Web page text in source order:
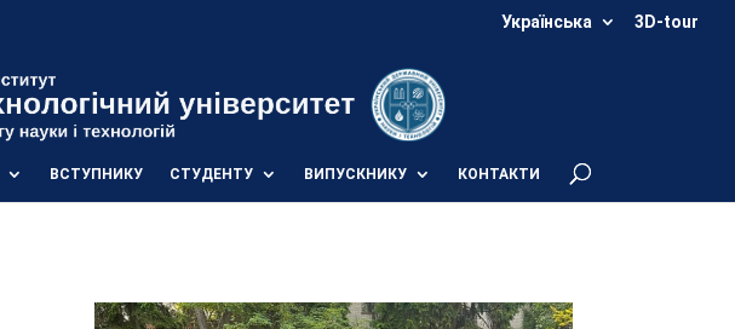
Українська 3D-tour
ВСТУПНИКУ СТУДЕНТУ ВИПУСКНИКУ КОНТАКТИ